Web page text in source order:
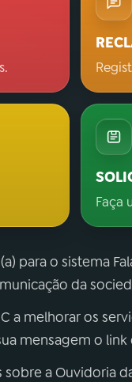
Faça
para o sistema
da
a melhorar os
mensagem o
a Ouvidoria